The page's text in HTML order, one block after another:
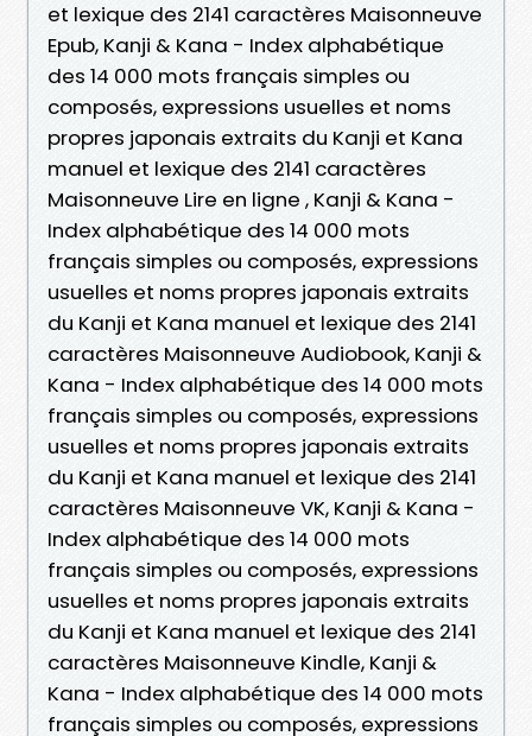
et lexique des 2141 caractères Maisonneuve
Epub, Kanji & Kana - Index alphabétique
des 14 000 mots français simples ou
composés, expressions usuelles et noms
propres japonais extraits du Kanji et Kana
manuel et lexique des 2141 caractères
Maisonneuve Lire en ligne , Kanji & Kana -
Index alphabétique des 14 000 mots
français simples ou composés, expressions
usuelles et noms propres japonais extraits
du Kanji et Kana manuel et lexique des 2141
caractères Maisonneuve Audiobook, Kanji &
Kana - Index alphabétique des 14 000 mots
français simples ou composés, expressions
usuelles et noms propres japonais extraits
du Kanji et Kana manuel et lexique des 2141
caractères Maisonneuve VK, Kanji & Kana -
Index alphabétique des 14 000 mots
français simples ou composés, expressions
usuelles et noms propres japonais extraits
du Kanji et Kana manuel et lexique des 2141
caractères Maisonneuve Kindle, Kanji &
Kana - Index alphabétique des 14 000 mots
français simples ou composés, expressions